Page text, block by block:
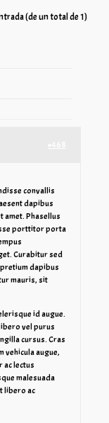
(de un total de 1)
convallis
dapibus
Phasellus
porttitor porta
Curabitur sed
dapibus
mauris, sit
id augue.
vel purus
cursus. Cras
augue,
ac lectus
malesuada
libero ac